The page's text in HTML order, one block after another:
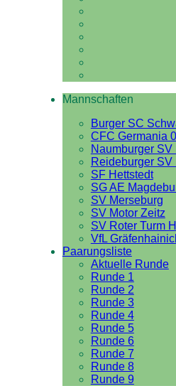
Mannschaften
Burger SC
CFC Germania
Naumburger SV
Reideburger SV
SF Hettstedt
SG AE
SV Merseburg
SV Motor Zeitz
SV Roter Turm
VfL
Paarungsliste
Aktuelle Runde
Runde 1
Runde 2
Runde 3
Runde 4
Runde 5
Runde 6
Runde 7
Runde 8
Runde 9